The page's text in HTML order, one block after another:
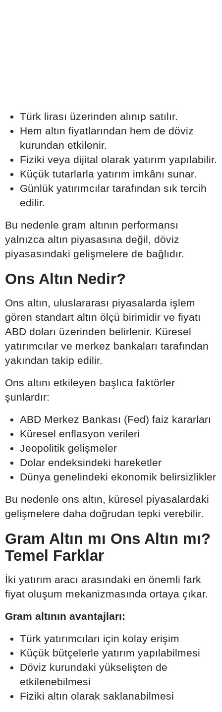
Türk lirası üzerinden alınıp satılır.
Hem altın fiyatlarından hem de döviz
kurundan etkilenir.
Fiziki veya dijital olarak yatırım yapılabilir.
Küçük tutarlarla yatırım imkânı sunar.
Günlük yatırımcılar tarafından sık tercih
edilir.
Bu nedenle gram altının performansı
yalnızca altın piyasasına değil, döviz
piyasasındaki gelişmelere de bağlıdır.
Ons Altın Nedir?
Ons altın, uluslararası piyasalarda işlem
gören standart altın ölçü birimidir ve fiyatı
ABD doları üzerinden belirlenir. Küresel
yatırımcılar ve merkez bankaları tarafından
yakından takip edilir.
Ons altını etkileyen başlıca faktörler
şunlardır:
ABD Merkez Bankası (Fed) faiz kararları
Küresel enflasyon verileri
Jeopolitik gelişmeler
Dolar endeksindeki hareketler
Dünya genelindeki ekonomik belirsizlikler
Bu nedenle ons altın, küresel piyasalardaki
gelişmelere daha doğrudan tepki verebilir.
Gram Altın mı Ons Altın mı?
Temel Farklar
İki yatırım aracı arasındaki en önemli fark
fiyat oluşum mekanizmasında ortaya çıkar.
Gram altının avantajları:
Türk yatırımcıları için kolay erişim
Küçük bütçelerle yatırım yapılabilmesi
Döviz kurundaki yükselişten de
etkilenebilmesi
Fiziki altın olarak saklanabilmesi